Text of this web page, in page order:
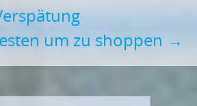
um zu shoppen →